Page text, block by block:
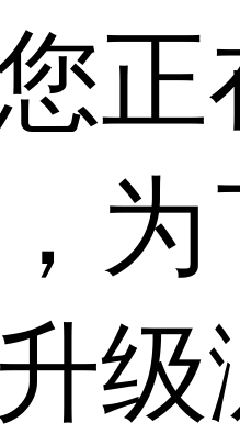
正
为
级